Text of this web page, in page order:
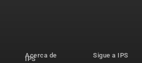
Acerca de
IPS
Sigue a IPS